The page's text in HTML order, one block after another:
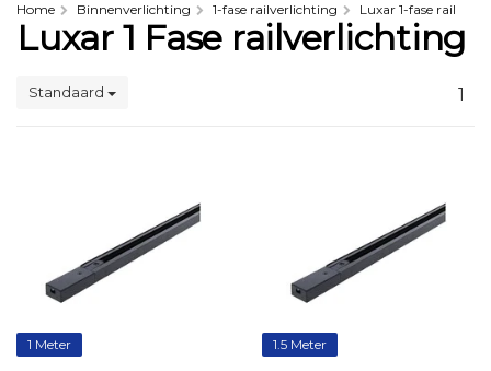
Home Binnenverlichting 1-fase railverlichting Luxar 1-fase rail
Luxar 1 Fase railverlichting
Standaard 1
1 Meter 1.5 Meter